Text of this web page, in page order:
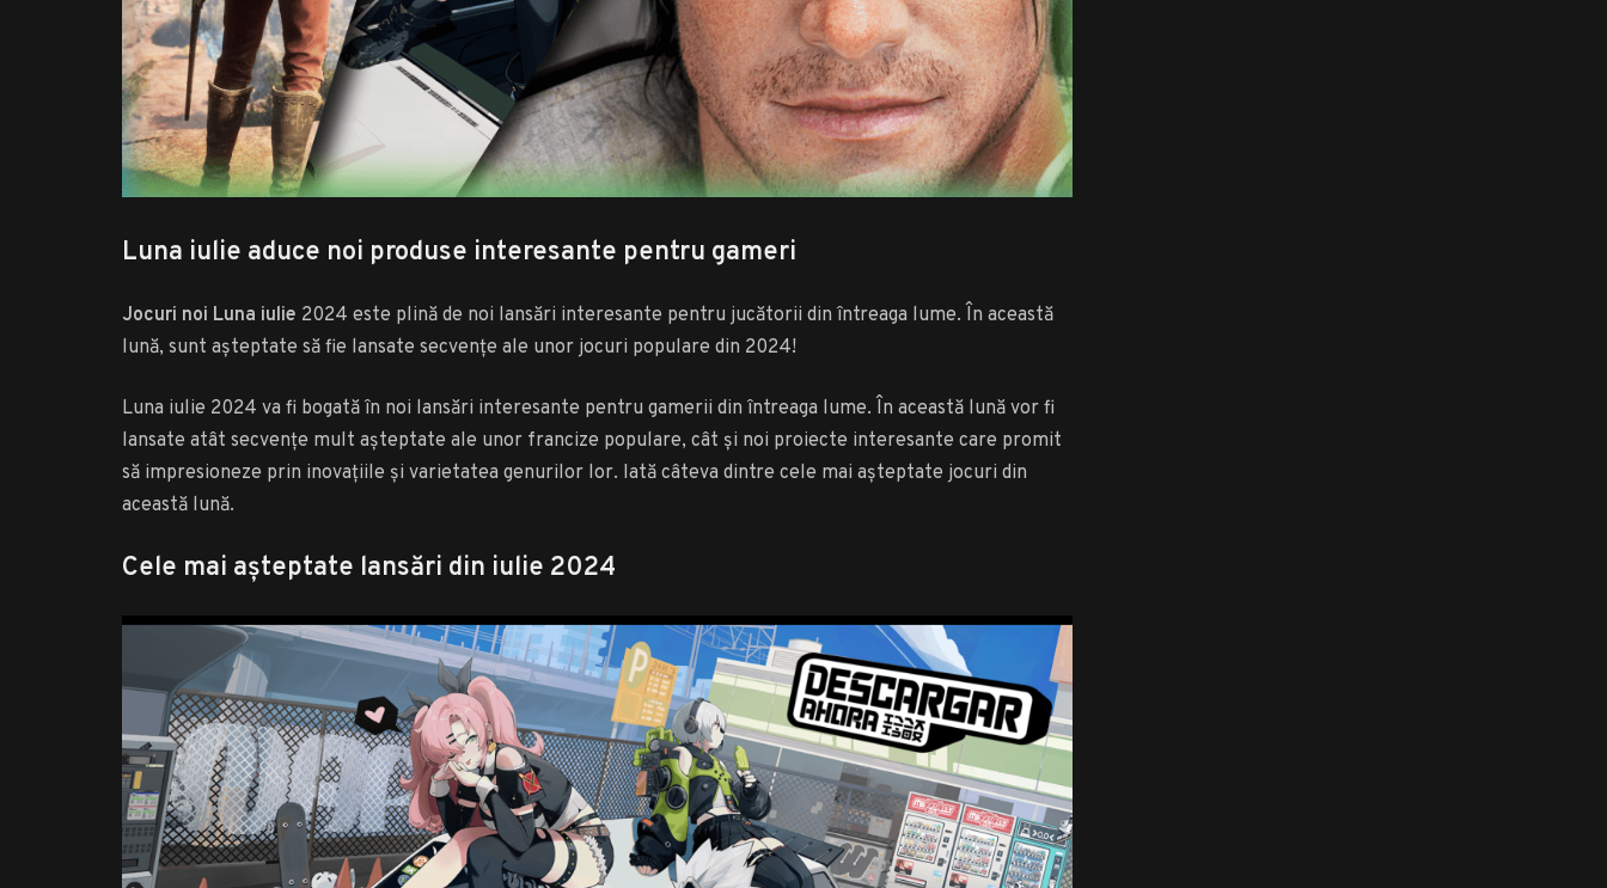
Luna iulie aduce noi produse interesante pentru gameri
Jocuri noi Luna iulie 2024 este plină de noi lansări interesante pentru jucătorii din întreaga lume. În această
lună, sunt așteptate să fie lansate secvențe ale unor jocuri populare din 2024!
Luna iulie 2024 va fi bogată în noi lansări interesante pentru gamerii din întreaga lume. În această lună vor fi
lansate atât secvențe mult așteptate ale unor francize populare, cât și noi proiecte interesante care promit
să impresioneze prin inovațiile și varietatea genurilor lor. Iată câteva dintre cele mai așteptate jocuri din
această lună.
Cele mai așteptate lansări din iulie 2024